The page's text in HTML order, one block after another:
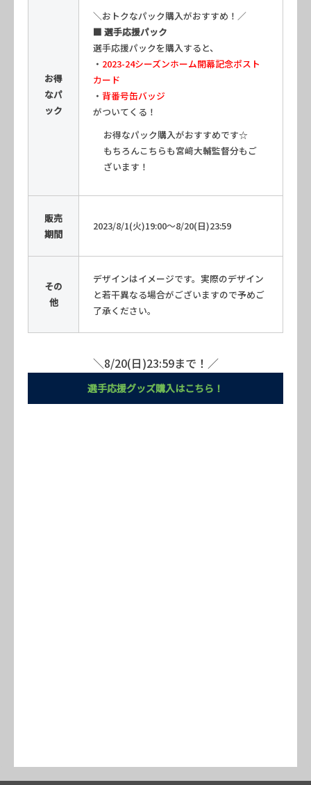
お得
なパ
ック
＼おトクなパック購入がおすすめ！／
■ 選手応援パック
選手応援パックを購入すると、
・ 2023-24シーズンホーム開幕記念ポスト
カード
・ 背番号缶バッジ
がついてくる！
お得なパック購入がおすすめです☆
もちろんこちらも宮﨑大輔監督分もご
ざいます！
販売
期間
2023/8/1(火)19:00〜8/20(日)23:59
その
他
デザインはイメージです。実際のデザイン
と若干異なる場合がございますので予めご
了承ください。
＼8/20(日)23:59まで！／
選手応援グッズ購入はこちら！